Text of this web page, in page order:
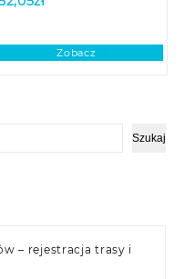
Szukaj
– rejestracja trasy i
Zobacz